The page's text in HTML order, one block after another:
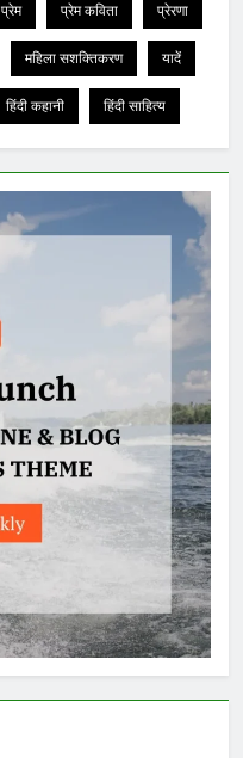
प्रेम प्रेम कविता प्रेरणा
महिला सशक्तिकरण यादें
हिंदी कहानी हिंदी साहित्य